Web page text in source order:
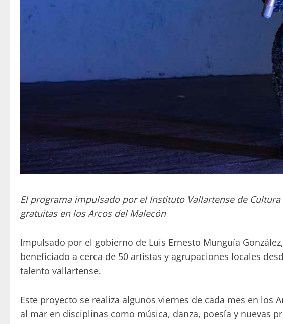
El programa impulsado por el Instituto Vallartense de
gratuitas en los Arcos del Malecón
Impulsado por el gobierno de Luis Ernesto Munguía
beneficiado a cerca de 50 artistas y agrupaciones locales
talento vallartense.
Este proyecto se realiza algunos viernes de cada mes en
al mar en disciplinas como música, danza, poesía y nuevas